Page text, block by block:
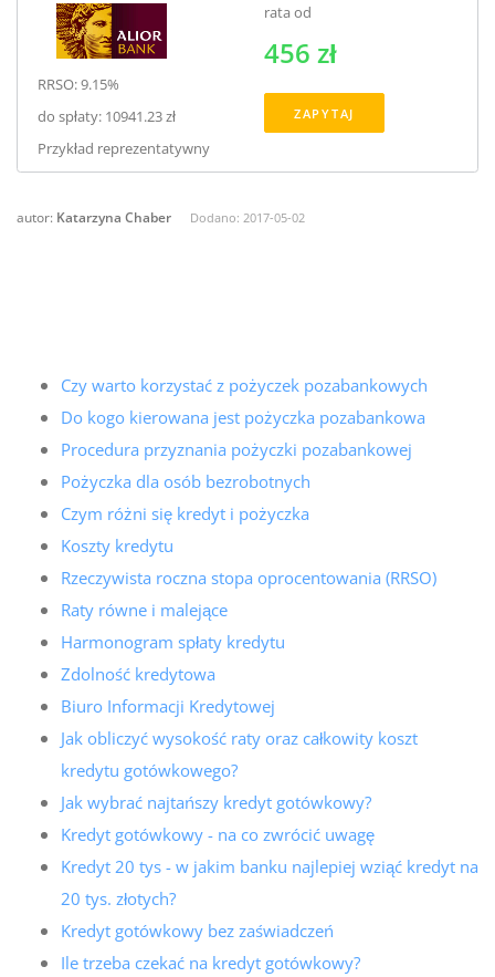
RRSO: 9.15%
do spłaty: 10941.23 zł
Przykład reprezentatywny
rata od
456 zł
ZAPYTAJ
autor: Katarzyna Chaber Dodano: 2017-05-02
Czy warto korzystać z pożyczek pozabankowych
Do kogo kierowana jest pożyczka pozabankowa
Procedura przyznania pożyczki pozabankowej
Pożyczka dla osób bezrobotnych
Czym różni się kredyt i pożyczka
Koszty kredytu
Rzeczywista roczna stopa oprocentowania (RRSO)
Raty równe i malejące
Harmonogram spłaty kredytu
Zdolność kredytowa
Biuro Informacji Kredytowej
Jak obliczyć wysokość raty oraz całkowity koszt
kredytu gotówkowego?
Jak wybrać najtańszy kredyt gotówkowy?
Kredyt gotówkowy - na co zwrócić uwagę
Kredyt 20 tys - w jakim banku najlepiej wziąć kredyt na
20 tys. złotych?
Kredyt gotówkowy bez zaświadczeń
Ile trzeba czekać na kredyt gotówkowy?